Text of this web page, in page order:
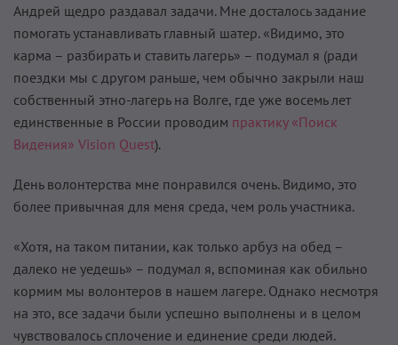
Андрей щедро раздавал задачи. Мне досталось задание
помогать устанавливать главный шатер. «Видимо, это
карма – разбирать и ставить лагерь» – подумал я (ради
поездки мы с другом раньше, чем обычно закрыли наш
собственный этно-лагерь на Волге, где уже восемь лет
единственные в России проводим практику «Поиск
Видения» Vision Quest).
День волонтерства мне понравился очень. Видимо, это
более привычная для меня среда, чем роль участника.
«Хотя, на таком питании, как только арбуз на обед –
далеко не уедешь» – подумал я, вспоминая как обильно
кормим мы волонтеров в нашем лагере. Однако несмотря
на это, все задачи были успешно выполнены и в целом
чувствовалось сплочение и единение среди людей.